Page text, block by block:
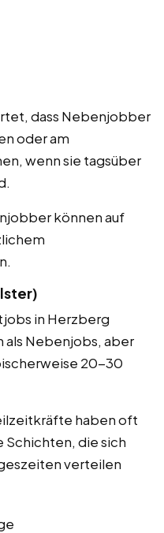
dass Nebenjobber
oder am
wenn sie tagsüber
können auf
in Herzberg
als Nebenjobs, aber
20-30
haben oft
Schichten, die sich
verteilen